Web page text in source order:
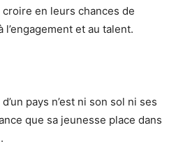
en leurs chances de
et au talent.
pays n’est ni son sol ni ses
que sa jeunesse place dans